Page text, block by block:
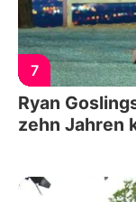
7
Ryan
zehn Jahren